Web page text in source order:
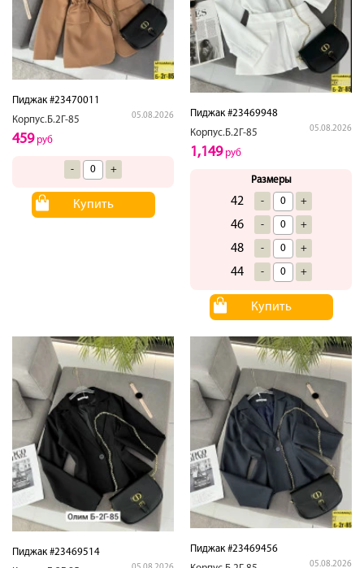
Пиджак #23470011
Корпус.Б.2Г-85
05.08.2026
459руб
- +
Купить
Пиджак #23469948
Корпус.Б.2Г-85
05.08.2026
1,149руб
Размеры
42 - +
46 - +
48 - +
44 - +
Купить
Пиджак #23469514
Пиджак #23469456
05.08.2026